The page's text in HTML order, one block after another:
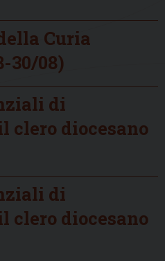
Curia
30/08)
di
clero diocesano
di
clero diocesano